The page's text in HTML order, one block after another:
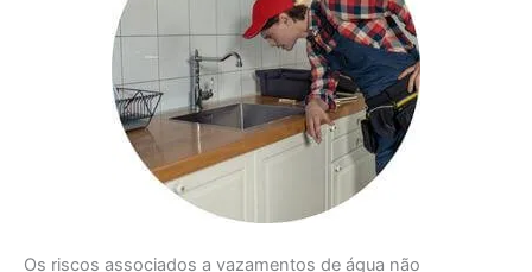
Os riscos associados a vazamentos de água não